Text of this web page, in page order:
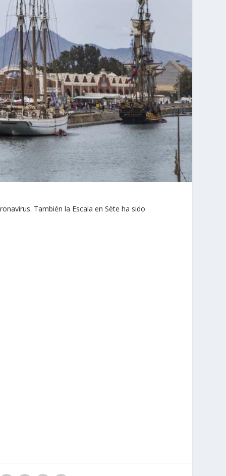
También la Escala en Sète ha sido